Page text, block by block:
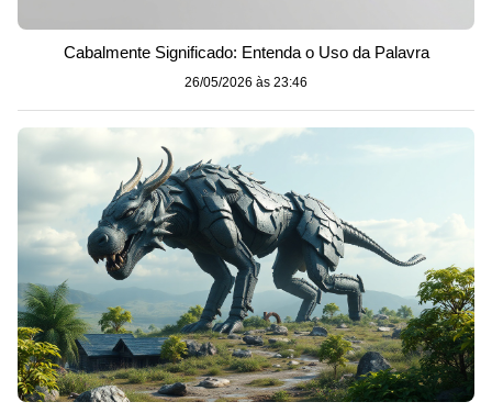
Cabalmente Significado: Entenda o Uso da Palavra
26/05/2026 às 23:46